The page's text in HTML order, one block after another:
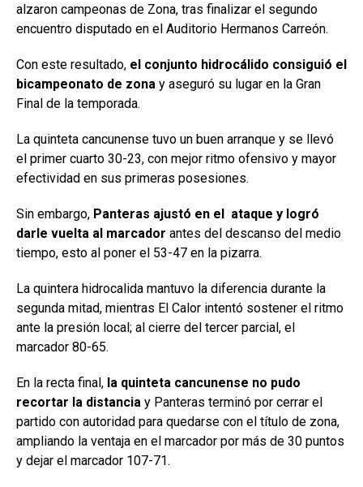
alzaron campeonas de Zona, tras finalizar el segundo
encuentro disputado en el Auditorio Hermanos Carreón.
Con este resultado, el conjunto hidrocálido consiguió el
bicampeonato de zona y aseguró su lugar en la Gran
Final de la temporada.
La quinteta cancunense tuvo un buen arranque y se llevó
el primer cuarto 30-23, con mejor ritmo ofensivo y mayor
efectividad en sus primeras posesiones.
Sin embargo, Panteras ajustó en el ataque y logró
darle vuelta al marcador antes del descanso del medio
tiempo, esto al poner el 53-47 en la pizarra.
La quintera hidrocalida mantuvo la diferencia durante la
segunda mitad, mientras El Calor intentó sostener el ritmo
ante la presión local; al cierre del tercer parcial, el
marcador 80-65.
En la recta final, la quinteta cancunense no pudo
recortar la distancia y Panteras terminó por cerrar el
partido con autoridad para quedarse con el título de zona,
ampliando la ventaja en el marcador por más de 30 puntos
y dejar el marcador 107-71.